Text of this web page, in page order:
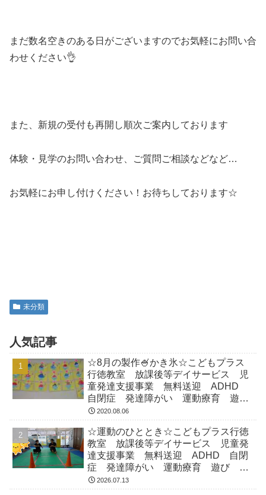
まだ数名空きのある日がございますのでお気軽にお問い合
わせください👌
また、新規の受付も再開し順次ご案内しております
体験・見学のお問い合わせ、ご質問ご相談などなど…
お気軽にお申し付けください！お待ちしております☆
未分類
人気記事
☆8月の製作🍧かき氷☆こどもプラス
行徳教室 放課後等デイサービス 児
童発達支援事業 無料送迎 ADHD
自閉症 発達障がい 運動療育 遊
び 南行徳 市川市 浦安市
2020.08.06
☆運動のひととき☆こどもプラス行徳
教室 放課後等デイサービス 児童発
達支援事業 無料送迎 ADHD 自閉
症 発達障がい 運動療育 遊び 南
行徳 市川市 浦安市
2026.07.13